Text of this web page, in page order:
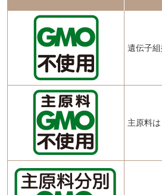
遺伝子
主原料